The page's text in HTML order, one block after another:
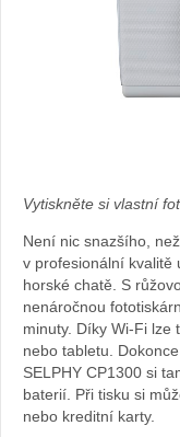
Vytiskněte si vlastní
Není nic snazšího,
v profesionální kvalitě
horské chatě. S
nenáročnou
minuty. Díky Wi-Fi lze
nebo tabletu.
SELPHY CP1300 si
baterií. Při tisku si
nebo kreditní karty.